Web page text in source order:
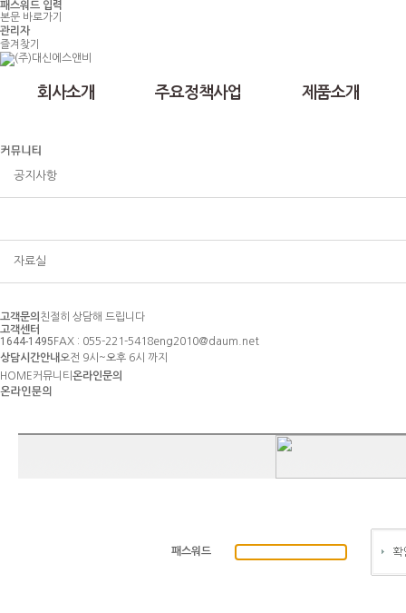
패스워드 입력
본문 바로가기
관리자
즐겨찾기
회사소개 주요정책사업 제품소개
공지사항
자료실
고객문의 친절히 상담해 드립니다
고객센터
1644-1495 FAX : 055-221-5418eng2010@daum.net
상담시간안내오전 9시~오후 6시 까지
HOME커뮤니티 온라인문의
패스워드